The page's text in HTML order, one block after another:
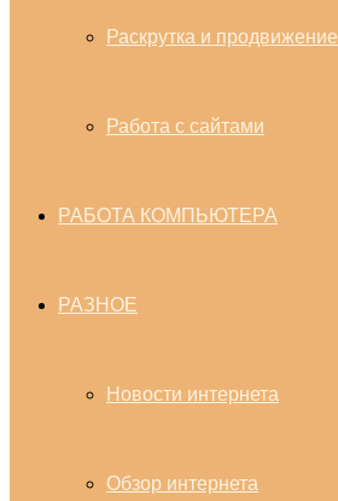
Раскрутка и продвижение
Работа с сайтами
РАБОТА КОМПЬЮТЕРА
РАЗНОЕ
Новости интернета
Обзор интернета